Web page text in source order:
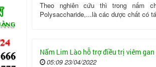
Theo nghiên cứu thì trong nấm
Polysaccharide,...là các dược chất có
Nấm Lim Lào hỗ trợ điều trị viêm gan
05:09 23/04/2022